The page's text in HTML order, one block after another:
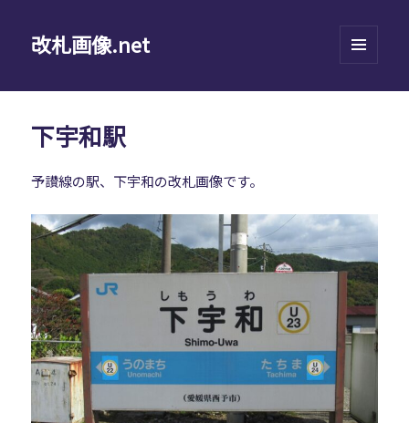
改札画像.net
ーとウ
下宇和駅
予讃線の駅、下宇和の改札画像です。